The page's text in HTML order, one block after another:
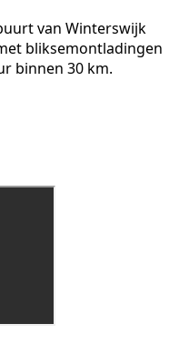
van Winterswijk
bliksemontladingen
binnen 30 km.